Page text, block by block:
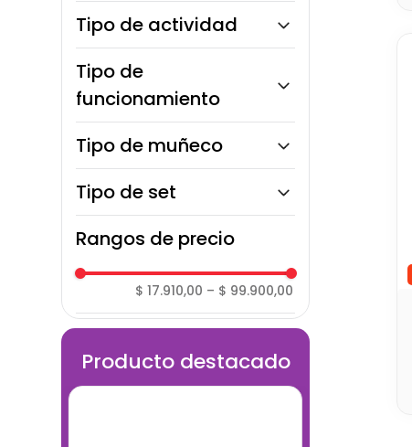
Niñas
Niños
Unisex
Tipo de actividad
Pintura
Dibujo
Tipo de
funcionamiento
Pilas o baterías
Tipo de muñeco
Mini Figuras de Dinosaurios
Tipo de set
Educativo / Lógico
Rangos de precio
$ 17.910,00 – $ 99.900,00
Producto destacado